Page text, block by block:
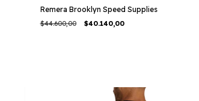
Remera Brooklyn Speed Supplies
$44.600,00 $40.140,00